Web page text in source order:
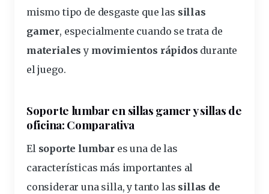
mismo tipo de desgaste que las sillas
gamer, especialmente cuando se trata de
materiales y movimientos rápidos durante
el juego.
Soporte lumbar en sillas gamer y sillas de
oficina: Comparativa
El soporte lumbar es una de las
características más importantes al
considerar una silla, y tanto las sillas de